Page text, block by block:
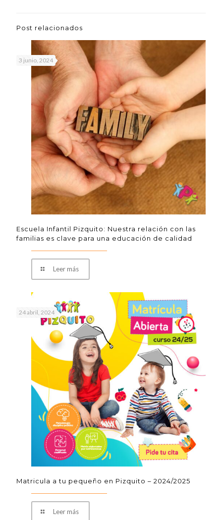
Post relacionados
3 junio, 2024
Escuela Infantil Pizquito: Nuestra relación con las
familias es clave para una educación de calidad
Leer más
24 abril, 2024
Matricula a tu pequeño en Pizquito – 2024/2025
Leer más